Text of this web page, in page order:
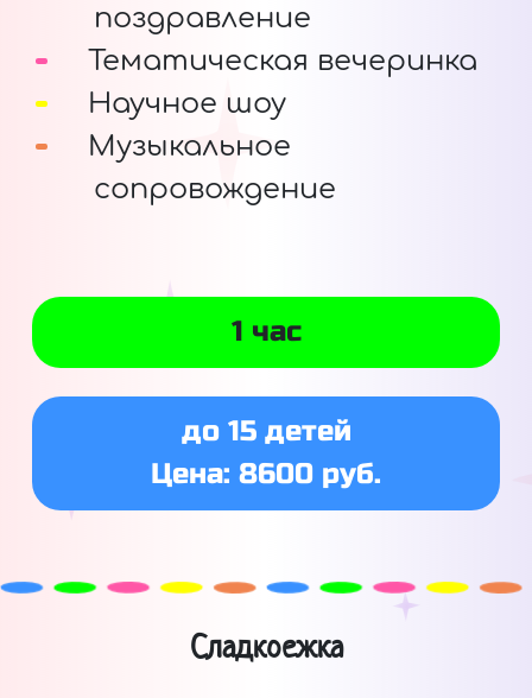
поздравление
Тематическая вечеринка
Научное шоу
Музыкальное
сопровождение
1 час
до 15 детей
Цена: 8600 руб.
Сладкоежка